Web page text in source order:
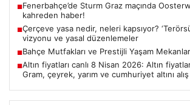
■Fenerbahçe’de Sturm Graz maçında
kahreden haber!
■Çerçeve yasa nedir, neleri kapsıyor?
vizyonu ve yasal düzenlemeler
■Bahçe Mutfakları ve Prestijli Yaşam
■Altın fiyatları canlı 8 Nisan 2026: Altın
Gram, çeyrek, yarım ve cumhuriyet altını alış